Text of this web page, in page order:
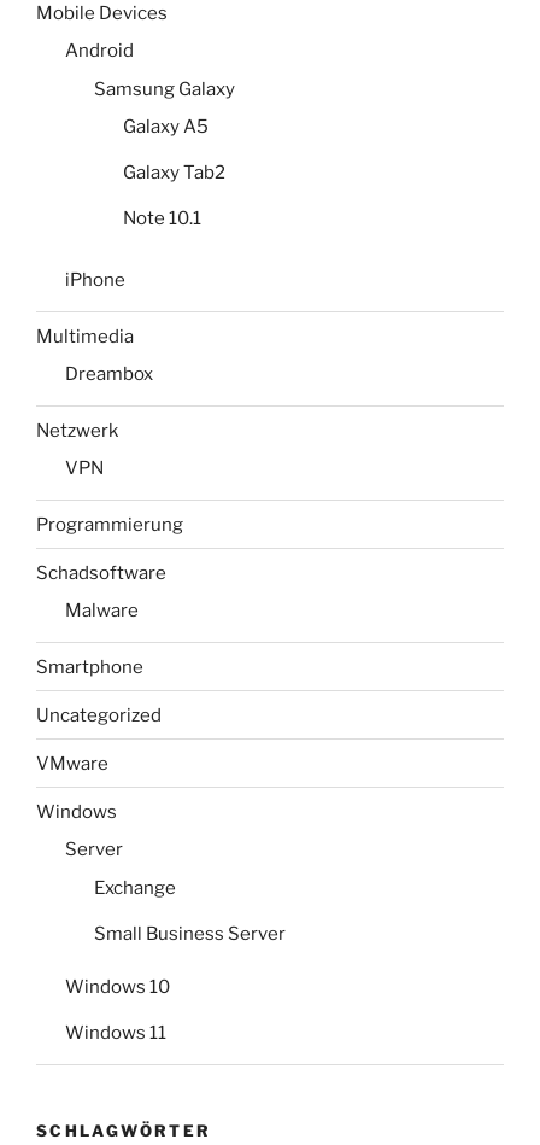
Mobile Devices
Android
Samsung Galaxy
Galaxy A5
Galaxy Tab2
Note 10.1
iPhone
Multimedia
Dreambox
Netzwerk
VPN
Programmierung
Schadsoftware
Malware
Smartphone
Uncategorized
VMware
Windows
Server
Exchange
Small Business Server
Windows 10
Windows 11
SCHLAGWÖRTER